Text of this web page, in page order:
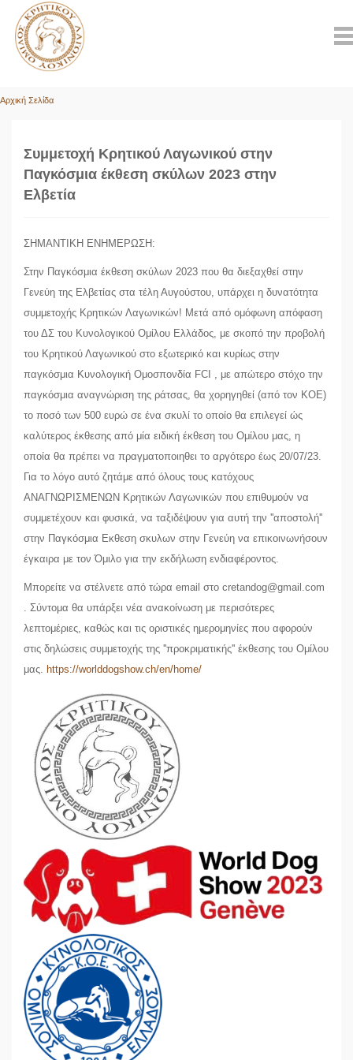
Αρχική Σελίδα
Συμμετοχή Κρητικού Λαγωνικού στην
Παγκόσμια έκθεση σκύλων 2023 στην
Ελβετία
ΣΗΜΑΝΤΙΚΗ ΕΝΗΜΕΡΩΣΗ:
Στην Παγκόσμια έκθεση σκύλων 2023 που θα διεξαχθεί στην
Γενεύη της Ελβετίας στα τέλη Αυγούστου, υπάρχει η δυνατότητα
συμμετοχής Κρητικών Λαγωνικών! Μετά από ομόφωνη απόφαση
του ΔΣ του Κυνολογικού Ομίλου Ελλάδος, με σκοπό την προβολή
του Κρητικού Λαγωνικού στο εξωτερικό και κυρίως στην
παγκόσμια Κυνολογική Ομοσπονδία FCI , με απώτερο στόχο την
παγκόσμια αναγνώριση της ράτσας, θα χορηγηθεί (από τον ΚΟΕ)
το ποσό των 500 ευρώ σε ένα σκυλί το οποίο θα επιλεγεί ώς
καλύτερος έκθεσης από μία ειδική έκθεση του Ομίλου μας, η
οποία θα πρέπει να πραγματοποιηθει το αργότερο έως 20/07/23.
Για το λόγο αυτό ζητάμε από όλους τους κατόχους
ΑΝΑΓΝΩΡΙΣΜΕΝΩΝ Κρητικών Λαγωνικών που επιθυμούν να
συμμετέχουν και φυσικά, να ταξιδέψουν για αυτή την ''αποστολή''
στην Παγκόσμια Εκθεση σκυλων στην Γενεύη να επικοινωνήσουν
έγκαιρα με τον Όμιλο για την εκδήλωση ενδιαφέροντος.
Μπορείτε να στέλνετε από τώρα email στο cretandog@gmail.com
. Σύντομα θα υπάρξει νέα ανακοίνωση με περισότερες
λεπτομέριες, καθώς και τις οριστικές ημερομηνίες που αφορούν
στις δηλώσεις συμμετοχής της ''προκριματικής'' έκθεσης του Ομίλου
μας. https://worlddogshow.ch/en/home/